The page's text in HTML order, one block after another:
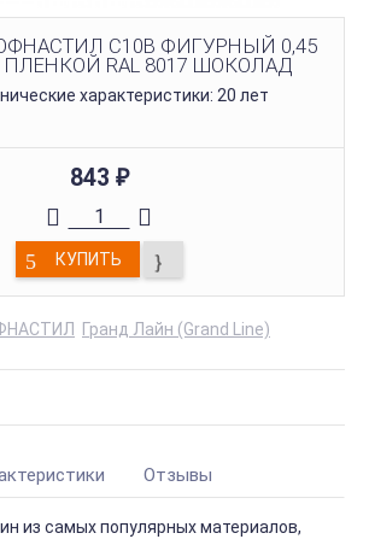
C10B ФИГУРНЫЙ 0,45
ПЛЕНКОЙ RAL 8017 ШОКОЛАД
характеристики: 20 лет
843 ₽
КУПИТЬ
Гранд Лайн (Grand Line)
Отзывы
из самых популярных материалов,